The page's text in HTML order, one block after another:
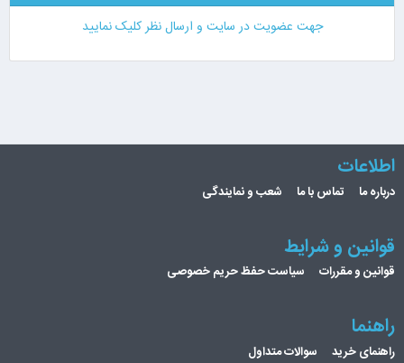
جهت عضویت در سایت و ارسال نظر کلیک نمایید
اطلاعات
درباره ما تماس با ما شعب و نمایندگی
قوانین و شرایط
قوانین و مقررات سیاست حفظ حریم خصوصی
راهنما
راهنمای خرید سوالات متداول